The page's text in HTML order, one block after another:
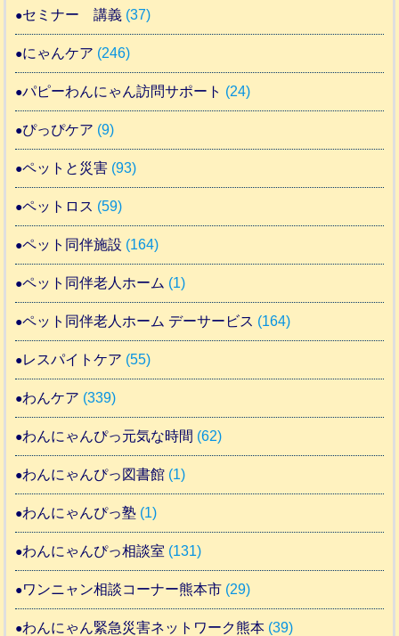
セミナー 講義 (37)
にゃんケア (246)
パピーわんにゃん訪問サポート (24)
ぴっぴケア (9)
ペットと災害 (93)
ペットロス (59)
ペット同伴施設 (164)
ペット同伴老人ホーム (1)
ペット同伴老人ホーム デーサービス (164)
レスパイトケア (55)
わんケア (339)
わんにゃんぴっ元気な時間 (62)
わんにゃんぴっ図書館 (1)
わんにゃんぴっ塾 (1)
わんにゃんぴっ相談室 (131)
ワンニャン相談コーナー熊本市 (29)
わんにゃん緊急災害ネットワーク熊本 (39)